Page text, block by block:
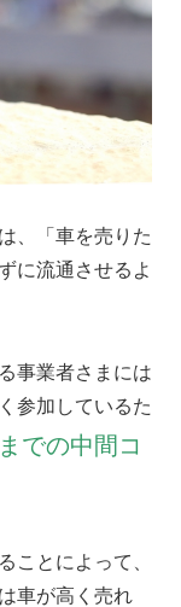
、「車を売りた
に流通させるよ
事業者さまには
参加しているた
での中間コ
ことによって、
車が高く売れ